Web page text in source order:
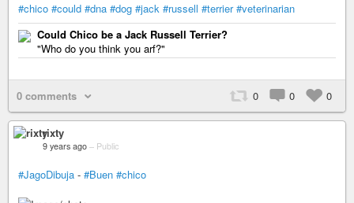
#chico #could #dna #dog #jack #russell #terrier #veterinarian
Could Chico be a Jack Russell Terrier?
"Who do you think you arf?"
0 comments 0 0 0
rixty
9 years ago – Public
#JagoDibuja - #Buen #chico